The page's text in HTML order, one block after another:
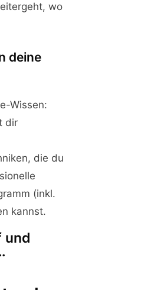
wo
deine
Wissen:
dir
die du
(inkl.
kannst.
und